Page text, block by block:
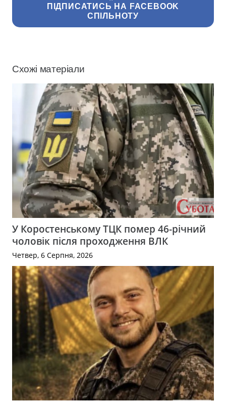
ПІДПИСАТИСЬ НА FACEBOOK
СПІЛЬНОТУ
Схожі матеріали
У Коростенському ТЦК помер 46-річний
чоловік після проходження ВЛК
Четвер, 6 Серпня, 2026